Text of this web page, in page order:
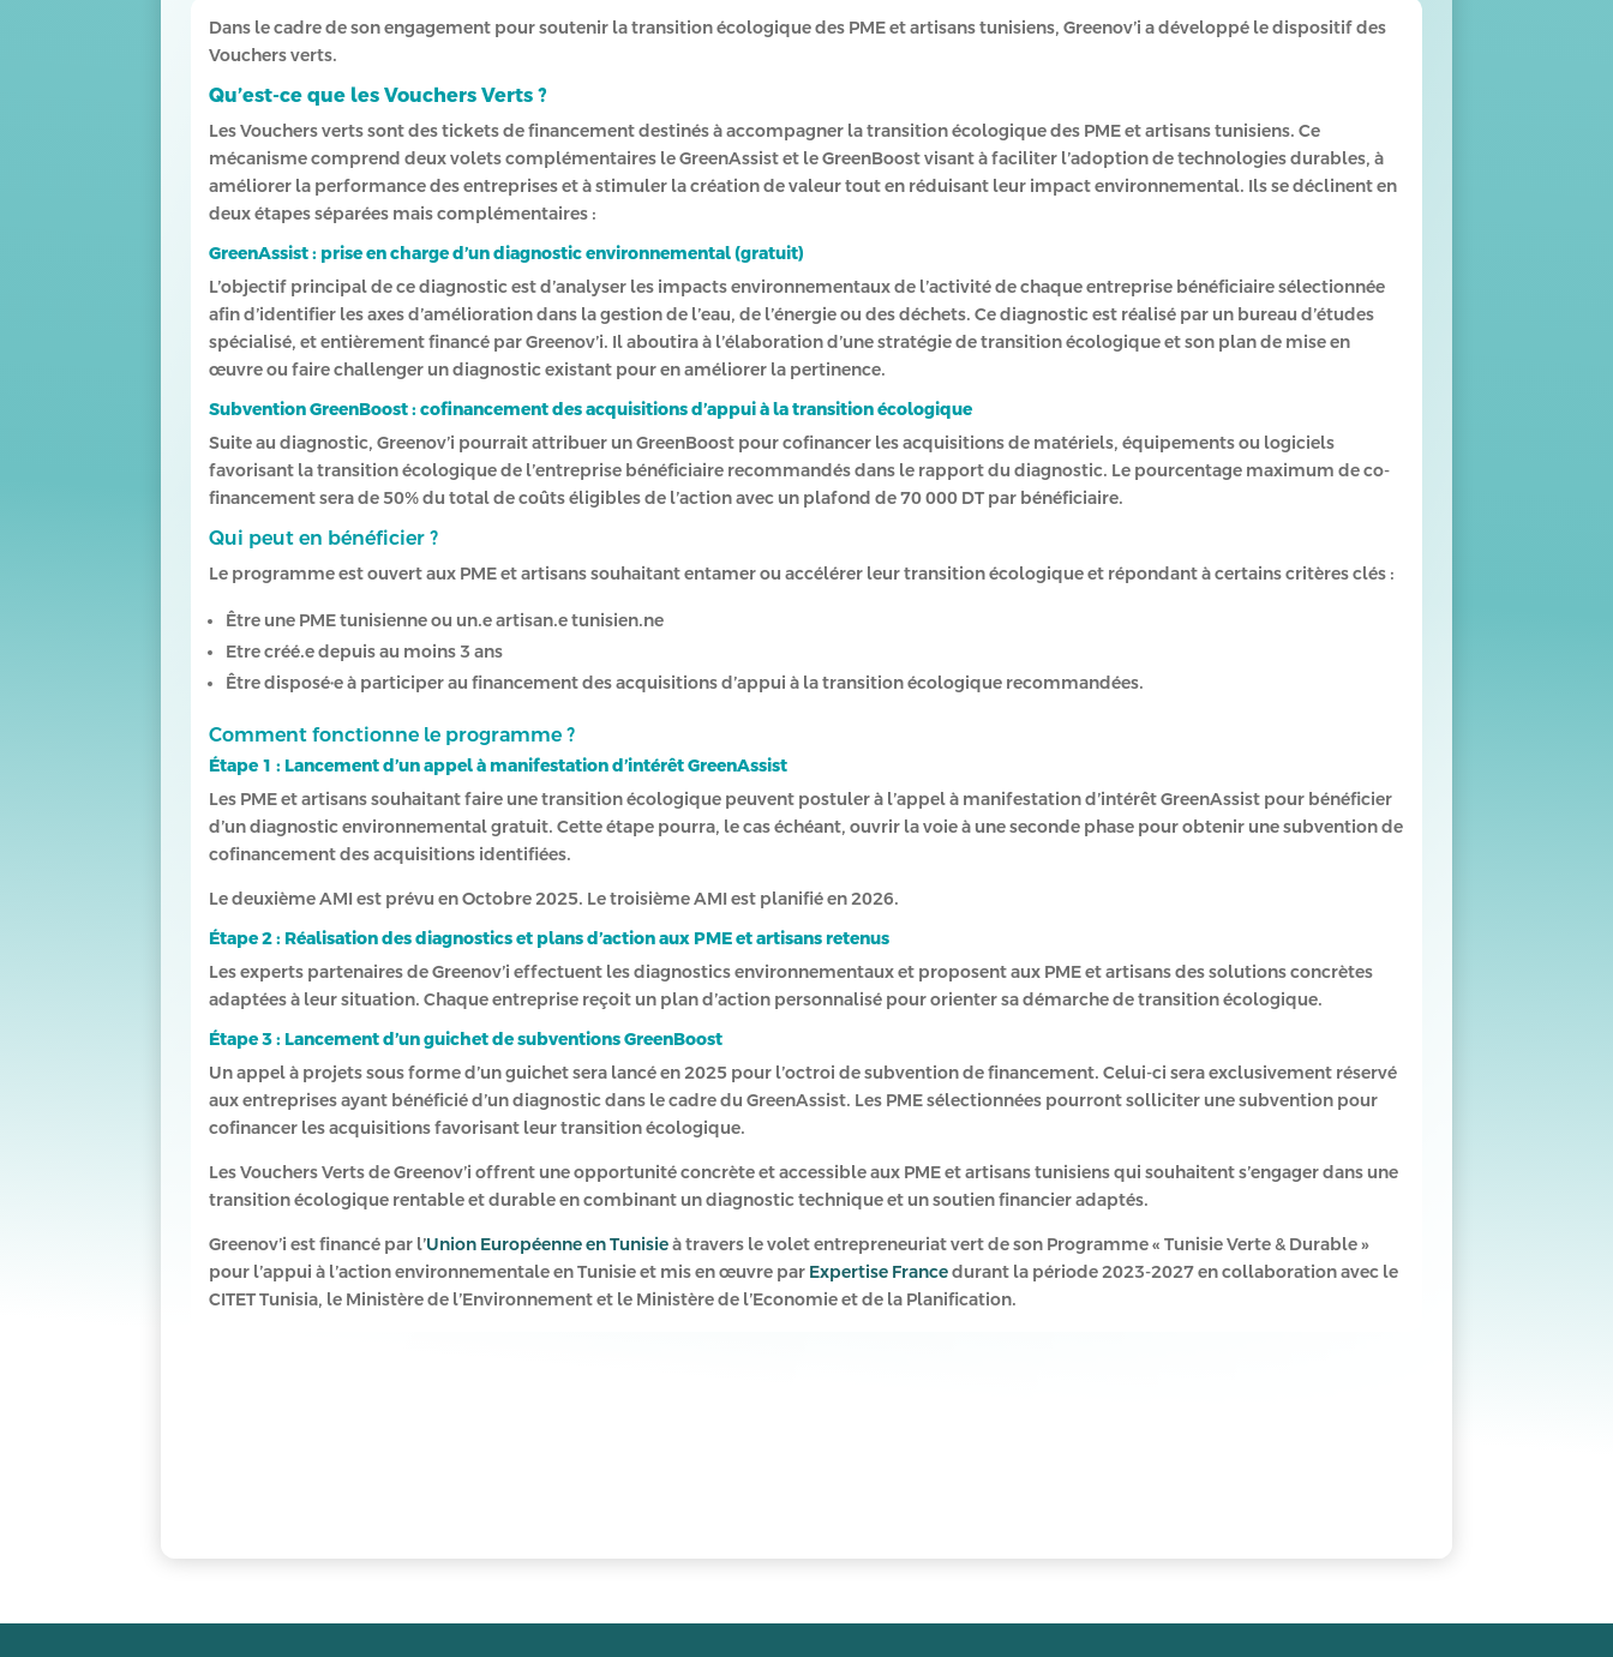
Dans le cadre de son engagement pour soutenir la transition écologique des PME et artisans tunisiens, Greenov’i a développé le dispositif des
Vouchers verts.
Qu’est-ce que les Vouchers Verts ?
Les Vouchers verts sont des tickets de financement destinés à accompagner la transition écologique des PME et artisans tunisiens. Ce
mécanisme comprend deux volets complémentaires le GreenAssist et le GreenBoost visant à faciliter l’adoption de technologies durables, à
améliorer la performance des entreprises et à stimuler la création de valeur tout en réduisant leur impact environnemental. Ils se déclinent en
deux étapes séparées mais complémentaires :
GreenAssist : prise en charge d’un diagnostic environnemental (gratuit)
L’objectif principal de ce diagnostic est d’analyser les impacts environnementaux de l’activité de chaque entreprise bénéficiaire sélectionnée
afin d’identifier les axes d’amélioration dans la gestion de l’eau, de l’énergie ou des déchets. Ce diagnostic est réalisé par un bureau d’études
spécialisé, et entièrement financé par Greenov’i. Il aboutira à l’élaboration d’une stratégie de transition écologique et son plan de mise en
œuvre ou faire challenger un diagnostic existant pour en améliorer la pertinence.
Subvention GreenBoost : cofinancement des acquisitions d’appui à la transition écologique
Suite au diagnostic, Greenov’i pourrait attribuer un GreenBoost pour cofinancer les acquisitions de matériels, équipements ou logiciels
favorisant la transition écologique de l’entreprise bénéficiaire recommandés dans le rapport du diagnostic. Le pourcentage maximum de co-
financement sera de 50% du total de coûts éligibles de l’action avec un plafond de 70 000 DT par bénéficiaire.
Qui peut en bénéficier ?
Le programme est ouvert aux PME et artisans souhaitant entamer ou accélérer leur transition écologique et répondant à certains critères clés :
Être une PME tunisienne ou un.e artisan.e tunisien.ne
Etre créé.e depuis au moins 3 ans
Être disposé·e à participer au financement des acquisitions d’appui à la transition écologique recommandées.
Comment fonctionne le programme ?
Étape 1 : Lancement d’un appel à manifestation d’intérêt GreenAssist
Les PME et artisans souhaitant faire une transition écologique peuvent postuler à l’appel à manifestation d’intérêt GreenAssist pour bénéficier
d’un diagnostic environnemental gratuit. Cette étape pourra, le cas échéant, ouvrir la voie à une seconde phase pour obtenir une subvention de
cofinancement des acquisitions identifiées.
Le deuxième AMI est prévu en Octobre 2025. Le troisième AMI est planifié en 2026.
Étape 2 : Réalisation des diagnostics et plans d’action aux PME et artisans retenus
Les experts partenaires de Greenov’i effectuent les diagnostics environnementaux et proposent aux PME et artisans des solutions concrètes
adaptées à leur situation. Chaque entreprise reçoit un plan d’action personnalisé pour orienter sa démarche de transition écologique.
Étape 3 : Lancement d’un guichet de subventions GreenBoost
Un appel à projets sous forme d’un guichet sera lancé en 2025 pour l’octroi de subvention de financement. Celui-ci sera exclusivement réservé
aux entreprises ayant bénéficié d’un diagnostic dans le cadre du GreenAssist. Les PME sélectionnées pourront solliciter une subvention pour
cofinancer les acquisitions favorisant leur transition écologique.
Les Vouchers Verts de Greenov’i offrent une opportunité concrète et accessible aux PME et artisans tunisiens qui souhaitent s’engager dans une
transition écologique rentable et durable en combinant un diagnostic technique et un soutien financier adaptés.
Greenov’i est financé par l’Union Européenne en Tunisieà travers le volet entrepreneuriat vert de son Programme « Tunisie Verte & Durable »
pour l’appui à l’action environnementale en Tunisie et mis en œuvre par Expertise Francedurant la période 2023-2027 en collaboration avec le
CITET Tunisia, le Ministère de l’Environnement et le Ministère de l’Economie et de la Planification.